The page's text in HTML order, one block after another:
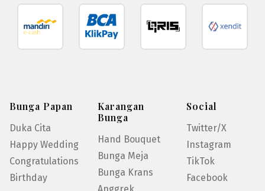
Bunga Papan
Duka Cita
Happy Wedding
Congratulations
Birthday
Karangan
Bunga
Hand Bouquet
Bunga Meja
Bunga Krans
Social
Twitter/X
Instagram
TikTok
Facebook